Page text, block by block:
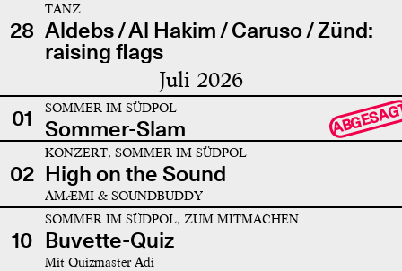
28
TANZ
Aldebs / Al Hakim / Caruso / Zünd:
raising flags
Juli 2026
01 SOMMER IM SÜDPOL
Sommer-Slam
02
KONZERT, SOMMER IM SÜDPOL
High on the Sound
AMÆMI & SOUNDBUDDY
10
SOMMER IM SÜDPOL, ZUM MITMACHEN
Buvette-Quiz
Mit Quizmaster Adi